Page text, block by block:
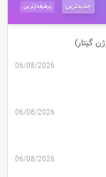
پرطرفدارترین جدیدترین
گیتار)
06/08/2026
06/08/2026
06/08/2026